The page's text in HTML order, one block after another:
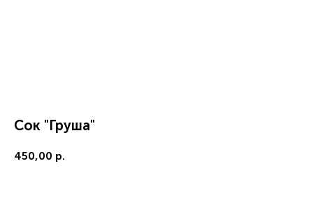
Сок "Груша"
450,00 р.